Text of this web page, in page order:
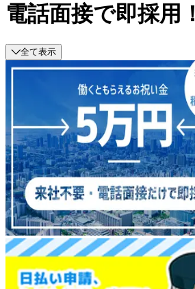
電話面接で即採用！
全て表示